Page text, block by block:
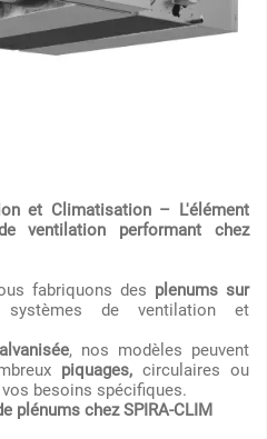
et Climatisation – L'élément
ventilation performant chez
fabriquons des plenums sur
de ventilation et
, nos modèles peuvent
piquages, circulaires ou
besoins spécifiques.
plénums chez SPIRA-CLIM